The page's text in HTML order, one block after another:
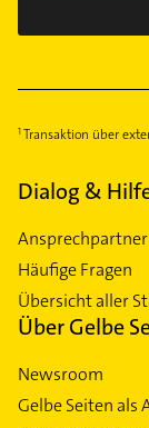
Transaktion über
Dialog &
Ansprechpartner
Häufige Fragen
Übersicht aller
Über Gelbe
Newsroom
Gelbe Seiten als